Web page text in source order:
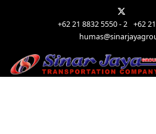
+62 21 8832 5550 - 2 +62